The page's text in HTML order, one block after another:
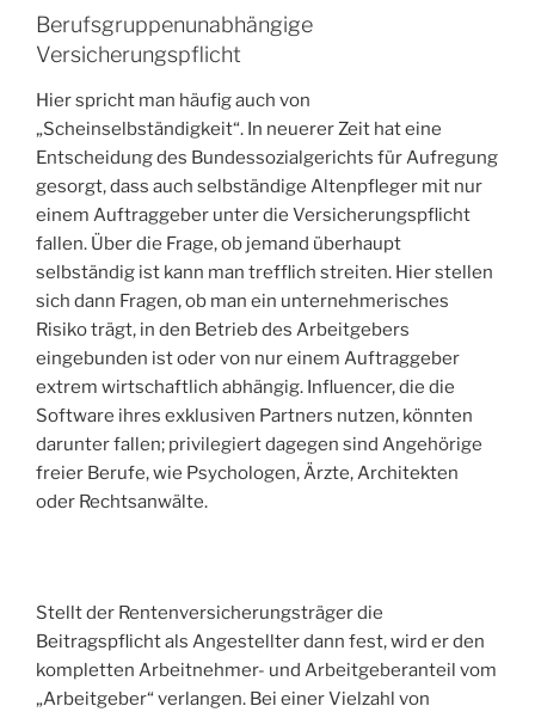
Berufsgruppenunabhängige
Versicherungspflicht
Hier spricht man häufig auch von
„Scheinselbständigkeit“. In neuerer Zeit hat eine
Entscheidung des Bundessozialgerichts für Aufregung
gesorgt, dass auch selbständige Altenpfleger mit nur
einem Auftraggeber unter die Versicherungspflicht
fallen. Über die Frage, ob jemand überhaupt
selbständig ist kann man trefflich streiten. Hier stellen
sich dann Fragen, ob man ein unternehmerisches
Risiko trägt, in den Betrieb des Arbeitgebers
eingebunden ist oder von nur einem Auftraggeber
extrem wirtschaftlich abhängig. Influencer, die die
Software ihres exklusiven Partners nutzen, könnten
darunter fallen; privilegiert dagegen sind Angehörige
freier Berufe, wie Psychologen, Ärzte, Architekten
oder Rechtsanwälte.
Stellt der Rentenversicherungsträger die
Beitragspflicht als Angestellter dann fest, wird er den
kompletten Arbeitnehmer- und Arbeitgeberanteil vom
„Arbeitgeber“ verlangen. Bei einer Vielzahl von